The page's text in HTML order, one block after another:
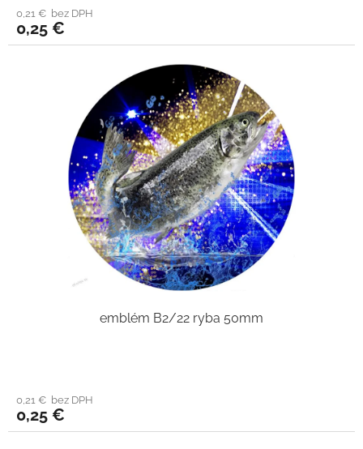
0,21 € bez DPH
0,25 €
emblém B2/22 ryba 50mm
0,21 € bez DPH
0,25 €